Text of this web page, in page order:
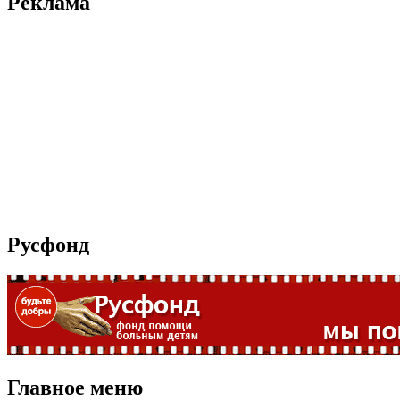
Русфонд
Главное меню